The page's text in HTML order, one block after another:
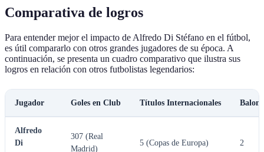
Comparativa de logros
Para entender mejor el impacto de Alfredo Di Stéfano en el fútbol,
es útil compararlo con otros grandes jugadores de su época. A
continuación, se presenta un cuadro comparativo que ilustra sus
logros en relación con otros futbolistas legendarios:
Jugador Goles en Club Títulos Internacionales
Alfredo
Di
307 (Real
Madrid)
5 (Copas de Europa) 2